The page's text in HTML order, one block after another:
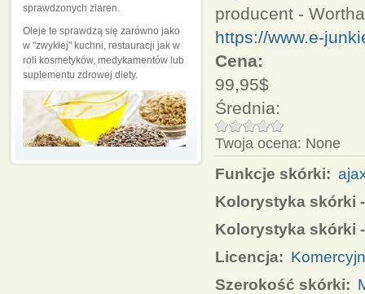
sprawdzonych ziaren.
Oleje te sprawdzą się zarówno jako
w "zwykłej" kuchni, restauracji jak w
roli kosmetyków, medykamentów lub
suplementu zdrowej diety.
producent -
https://www.e-
Cena:
99,95$
Średnia:
Twoja ocena: None
Funkcje skórki:
Kolorystyka skórki
Kolorystyka skórki
Licencja:
Szerokość skórki: